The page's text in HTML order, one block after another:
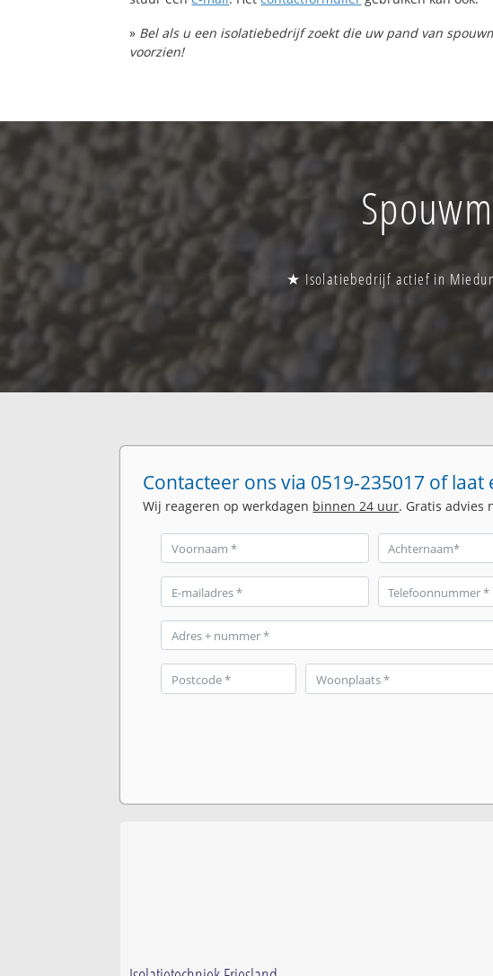
» Bel als u een isolatiebedrijf zoekt die uw pand van
voorzien!
★ Isolatiebedrijf actief in
Contacteer ons via 0519-235017 of
Wij reageren op werkdagen binnen 24 uur. Gratis advies